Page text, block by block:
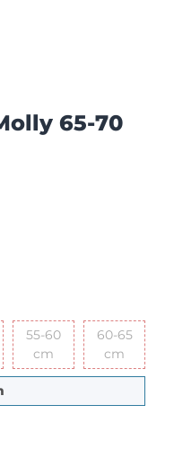
65-70
55 cm
55-60
cm 55-60 cm
60-65
cm 60-65
65-70 cm